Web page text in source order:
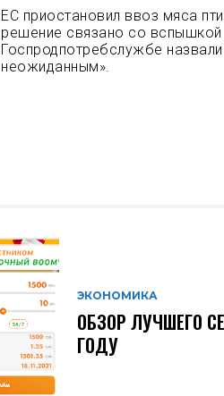
ЕС приостановил ввоз мяса
решение связано со вспышкой
Госпродпотребслужбе
неожиданным».
ЭКОНОМИКА
ОБЗОР ЛУЧШЕГО
ГОДУ